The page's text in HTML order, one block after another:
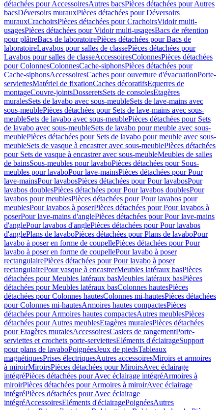
détachées pour AccessoiresAutres bacsPièces détachées pour Autres
bacsDéversoirs murauxPièces détachées pour Déversoirs
murauxCrachoirsPièces détachées pour CrachoirsVidoir multi-
usagesPièces détachées pour Vidoir multi-usagesBacs de rétention
pour plâtreBacs de laboratoirePièces détachées pour Bacs de
laboratoireLavabos pour salles de classePièces détachées pour
Lavabos pour salles de classeAccessoiresColonnesPièces détachées
pour ColonnesColonnesCache-siphonsPièces détachées pour
Cache-siphonsAccessoiresCaches pour ouverture d'évacuationPorte-
serviettesMatériel de fixationCaches décoratifsEquerres de
montageCouvre-jointsDosseretsSets de consolesEtagères
muralesSets de lavabo avec sous-meubleSets de lave-mains avec
sous-meublePièces détachées pour Sets de lave-mains avec sous-
meubleSets de lavabo avec sous-meublePièces détachées pour Sets
de lavabo avec sous-meubleSets de lavabo pour meuble avec sous-
meublePièces détachées pour Sets de lavabo pour meuble avec sous-
meubleSets de vasque à encastrer avec sous-meublePièces détachées
pour Sets de vasque à encastrer avec sous-meubleMeubles de salles
de bainsSous-meubles pour lavaboPièces détachées pour Sous-
meubles pour lavaboPour lave-mainsPièces détachées pour Pour
lave-mainsPour lavabosPièces détachées pour Pour lavabosPour
lavabos doublesPièces détachées pour Pour lavabos doublesPour
lavabos pour meublesPièces détachées pour Pour lavabos pour
meublesPour lavabos à poserPièces détachées pour Pour lavabos à
poserPour lave-mains d'anglePièces détachées pour Pour lave-mains
d'anglePour lavabos d'anglePièces détachées pour Pour lavabos
d'anglePlans de lavaboPièces détachées pour Plans de lavaboPour
lavabo à poser en forme de coupellePièces détachées pour Pour
lavabo à poser en forme de coupellePour lavabo à poser
rectangulairePièces détachées pour Pour lavabo à poser
rectangulairePour vasque à encastrerMeubles latéraux basPièces
détachées pour Meubles latéraux basMeubles latéraux basPièces
détachées pour Meubles latéraux basColonnes hautesPièces
détachées pour Colonnes hautesColonnes mi-hautesPièces détachées
pour Colonnes mi-hautesArmoires hautes compactesPièces
détachées pour Armoires hautes compactesAutres meublesPièces
détachées pour Autres meublesEtagères muralesPièces détachées
pour Etagères muralesAccessoiresCasiers de rangementPorte-
serviettes et crochets porte-serviettesEléments d'éclairageSupport
pour plans de lavaboPoignéesJeux de piedsTableaux
magnétiquesPrises électriquesAutres accessoiresMiroirs et armoires
à miroirMiroirsPièces détachées pour MiroirsAvec éclairage
intégréPièces détachées pour Avec éclairage intégréArmoires à
miroirPièces détachées pour Armoires à miroirAvec éclairage
intégréPièces détachées pour Avec éclairage
intégréAccessoiresEléments d'éclairagePoignéesAutres